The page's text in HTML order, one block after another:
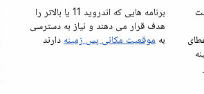
اعطای
برنامه هایی که اندروید 11 یا بالاتر را
هدف قرار می دهند و نیاز به دسترسی
به موقعیت مکانی پس زمینه دارند